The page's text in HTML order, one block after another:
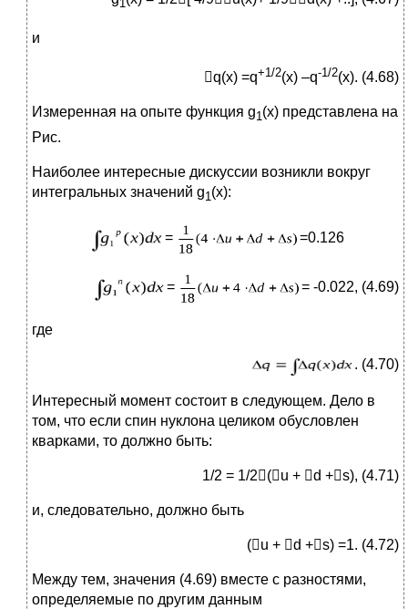
1
и
q(x) =q+1/2(x) –q-1/2(x). (4.68)
Измеренная на опыте функция g1(x) представлена на
Рис.
Наиболее интересные дискуссии возникли вокруг
интегральных значений g1 (x):
= =0.126
= = -0.022, (4.69)
где
. (4.70)
Интересный момент состоит в следующем. Дело в
том, что если спин нуклона целиком обусловлен
кварками, то должно быть:
1/2 = 1/2(u + d +s), (4.71)
и, следовательно, должно быть
(u + d +s) =1. (4.72)
Между тем, значения (4.69) вместе с разностями,
определяемые по другим данным